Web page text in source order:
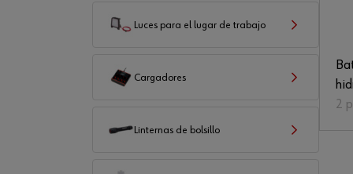
Luces para el lugar de trabajo
Cargadores
Linternas de bolsillo
2